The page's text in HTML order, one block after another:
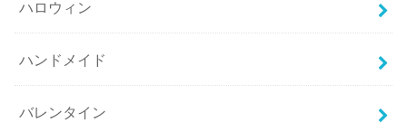
ハロウィン
ハンドメイド
バレンタイン